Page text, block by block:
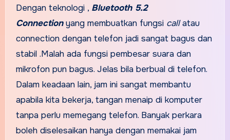
Dengan teknologi , Bluetooth 5.2
Connectionyang membuatkan fungsi callatau
connection dengan telefon jadi sangat bagus dan
stabil .Malah ada fungsi pembesar suara dan
mikrofon pun bagus. Jelas bila berbual di telefon.
Dalam keadaan lain, jam ini sangat membantu
apabila kita bekerja, tangan menaip di komputer
tanpa perlu memegang telefon. Banyak perkara
boleh diselesaikan hanya dengan memakai jam